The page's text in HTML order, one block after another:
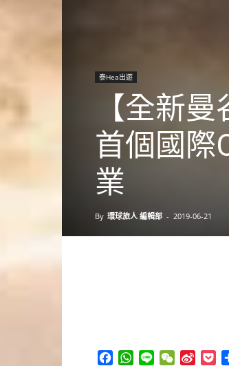
泰Hea出遊
【全新
首個國際
業
By 環球旅人 編輯部 - 2019-06-21
Facebook
WhatsApp
Line WeChat
Sina